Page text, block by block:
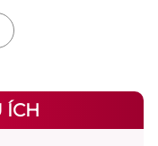
ÍCH